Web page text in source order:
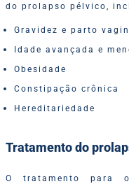
do prolapso pélvico,
Gravidez e parto
Idade avançada e
Obesidade
Constipação crônica
Hereditariedade
Tratamento do
O tratamento para